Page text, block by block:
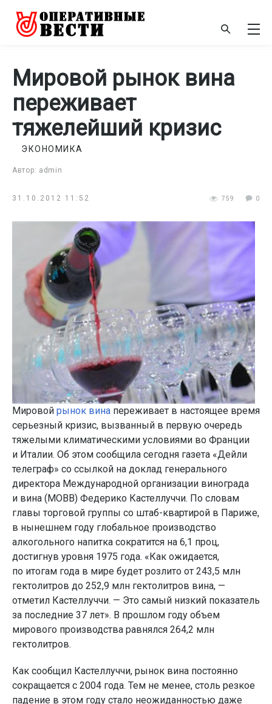
Мировой рынок вина
переживает
тяжелейший кризис
Автор: admin
ЭКОНОМИКА
31.10.2012 11:52 759 0
Мировой рынок вина переживает в настоящее время
серьезный кризис, вызванный в первую очередь
тяжелыми климатическими условиями во Франции
и Италии. Об этом сообщила сегодня газета «Дейли
телеграф» со ссылкой на доклад генерального
директора Международной организации винограда
и вина (МОВВ) Федерико Кастеллуччи. По словам
главы торговой группы со штаб-квартирой в Париже,
в нынешнем году глобальное производство
алкогольного напитка сократится на 6,1 проц,
достигнув уровня 1975 года. «Как ожидается,
по итогам года в мире будет розлито от 243,5 млн
гектолитров до 252,9 млн гектолитров вина, —
отметил Кастеллуччи. — Это самый низкий показатель
за последние 37 лет». В прошлом году объем
мирового производства равнялся 264,2 млн
гектолитров.
Как сообщил Кастеллуччи, рынок вина постоянно
сокращается с 2004 года. Тем не менее, столь резкое
падение в этом году стало неожиданностью даже